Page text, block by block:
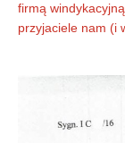
firmą
przyjaciele nam (i